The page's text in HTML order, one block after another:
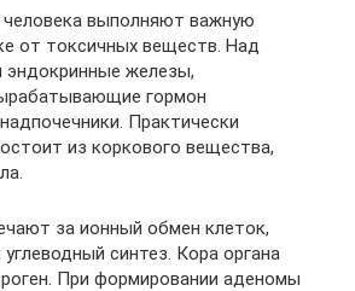
человека выполняют важную
от токсичных веществ. Над
эндокринные железы,
гормон
Практически
из коркового вещества,
за ионный обмен клеток,
синтез. Кора органа
При формировании аденомы